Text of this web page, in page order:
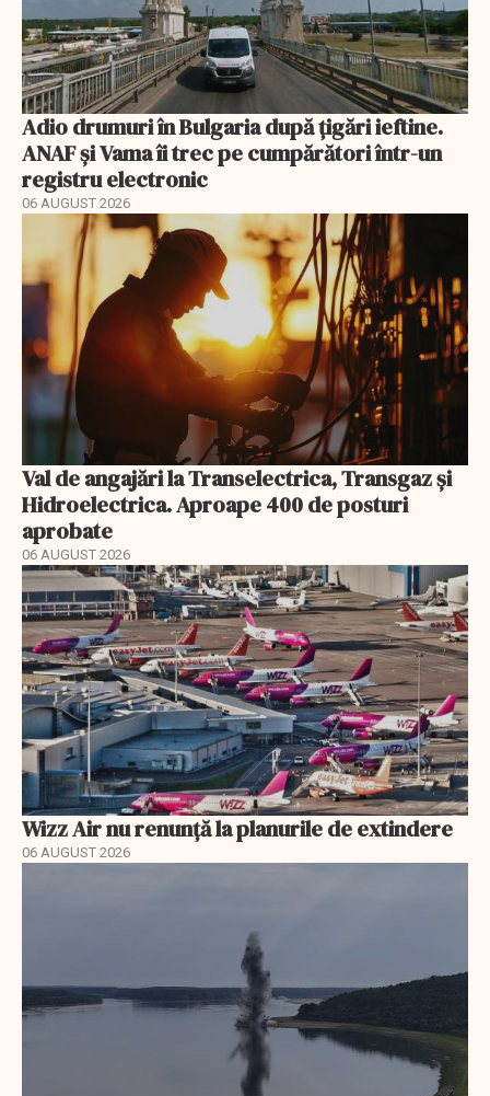
Adio drumuri în Bulgaria după țigări ieftine.
ANAF și Vama îi trec pe cumpărători într-un
registru electronic
06 AUGUST 2026
Val de angajări la Transelectrica, Transgaz și
Hidroelectrica. Aproape 400 de posturi
aprobate
06 AUGUST 2026
Wizz Air nu renunță la planurile de extindere
06 AUGUST 2026